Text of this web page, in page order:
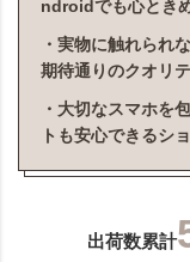
ndroidでも心とき
・実物に触れられ
期待通りのクオリ
・大切なスマホを
トも安心できるシ
出荷数累計